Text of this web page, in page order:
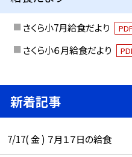
さくら小7月給食だより
さくら小６月給食だより
新着記事
7/17( 金 ) ７月１７日の給食